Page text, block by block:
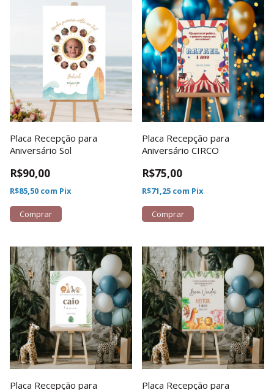
Placa Recepção para
Aniversário Sol
R$90,00
R$85,50 com Pix
Comprar
Placa Recepção para
Aniversário CIRCO
R$75,00
R$71,25 com Pix
Comprar
Placa Recepção para Placa Recepção para